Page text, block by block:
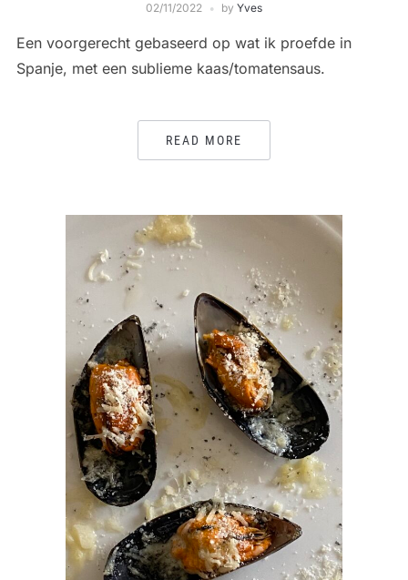
02/11/2022 by Yves
Een voorgerecht gebaseerd op wat ik proefde in
Spanje, met een sublieme kaas/tomatensaus.
READ MORE